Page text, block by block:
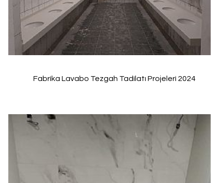
Fabrika Lavabo Tezgah Tadilatı Projeleri 2024